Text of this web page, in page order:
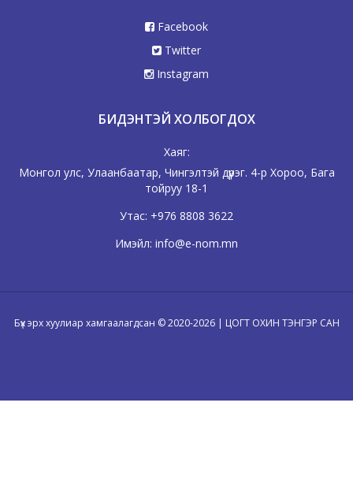
Facebook
Twitter
Instagram
БИДЭНТЭЙ ХОЛБОГДОХ
Хаяг:
Монгол улс, Улаанбаатар, Чингэлтэй дүүрэг. 4-р Хороо, Бага
тойруу 18-1
Утас: +976 8808 3622
Имэйл: info@e-nom.mn
Бүх эрх хуулиар хамгаалагдсан © 2020-2026 | ЦОГТ ОХИН ТЭНГЭР САН